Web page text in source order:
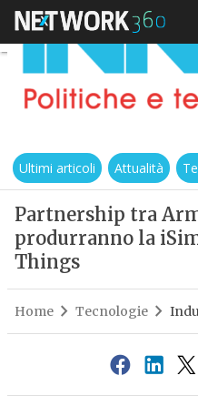
Ultimi articoli Attualità
Partnership tra
produrranno la
Things
Home Tecnologie